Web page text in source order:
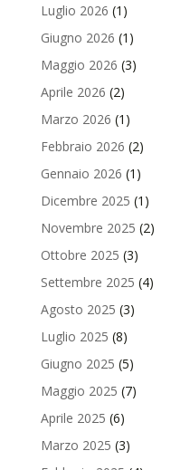
Luglio 2026 (1)
Giugno 2026 (1)
Maggio 2026 (3)
Aprile 2026 (2)
Marzo 2026 (1)
Febbraio 2026 (2)
Gennaio 2026 (1)
Dicembre 2025 (1)
Novembre 2025 (2)
Ottobre 2025 (3)
Settembre 2025 (4)
Agosto 2025 (3)
Luglio 2025 (8)
Giugno 2025 (5)
Maggio 2025 (7)
Aprile 2025 (6)
Marzo 2025 (3)